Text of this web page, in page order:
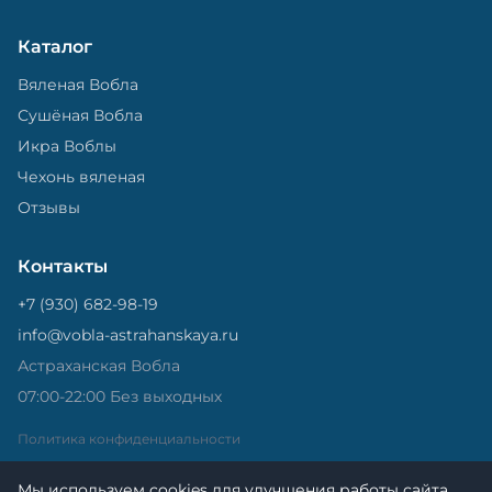
Каталог
Вяленая Вобла
Сушёная Вобла
Икра Воблы
Чехонь вяленая
Отзывы
Контакты
+7 (930) 682-98-19
info@vobla-astrahanskaya.ru
Астраханская Вобла
07:00-22:00 Без выходных
Политика конфиденциальности